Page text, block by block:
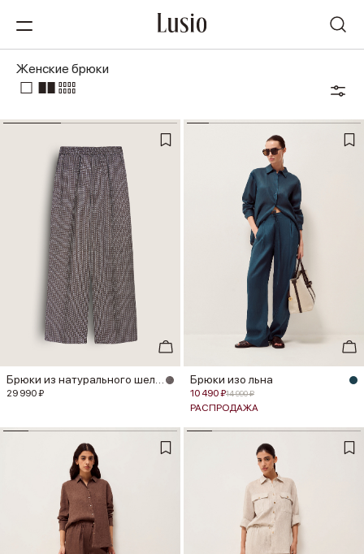
Женские брюки
29 990 ₽
Брюки изо льна
10 490 ₽14 990 ₽
РАСПРОДАЖА